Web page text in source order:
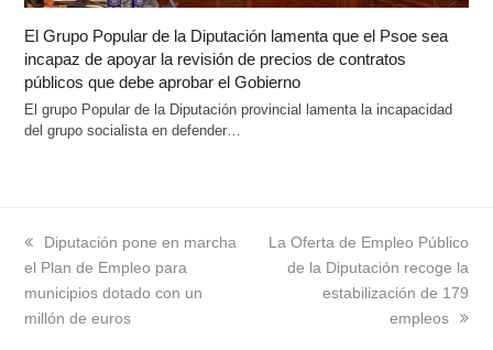
El Grupo Popular de la Diputación lamenta que el Psoe sea
incapaz de apoyar la revisión de precios de contratos
públicos que debe aprobar el Gobierno
El grupo Popular de la Diputación provincial lamenta la incapacidad
del grupo socialista en defender…
previous
post:
Diputación pone en marcha
el Plan de Empleo para
municipios dotado con un
millón de euros
next
post:
La Oferta de Empleo Público
de la Diputación recoge la
estabilización de 179
empleos